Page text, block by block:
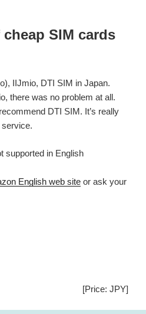
SIM cards
IIJmio, DTI SIM in Japan.
there was no problem at all.
DTI SIM. It’s really
supported in English
English web site or ask your
[Price: JPY]